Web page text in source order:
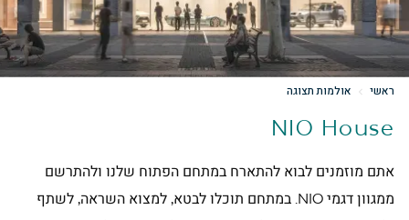
ראשי אולמות תצוגה
NIO House
אתם מוזמנים לבוא להתארח במתחם הפתוח שלנו ולהתרשם
ממגוון דגמי NIO. במתחם תוכלו לבטא, למצוא השראה, לשתף